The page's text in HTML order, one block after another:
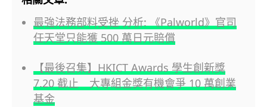
最強法務部料受挫 分析: 《Palworld》官司
任天堂只能獲 500 萬日元賠償
【最後召集】HKICT Awards 學生創新獎
7.20 截止 大專組金獎有機會爭 10 萬創業
基金